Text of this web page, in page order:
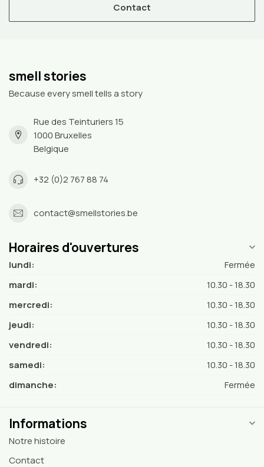
Contact
smell stories
Because every smell tells a story
Rue des Teinturiers 15
1000 Bruxelles
Belgique
+32 (0)2 767 88 74
contact@smellstories.be
Horaires d'ouvertures
lundi:
Fermée
mardi:
10.30 - 18.30
mercredi:
10.30 - 18.30
jeudi:
10.30 - 18.30
vendredi:
10.30 - 18.30
samedi:
10.30 - 18.30
dimanche:
Fermée
Informations
Notre histoire
Contact